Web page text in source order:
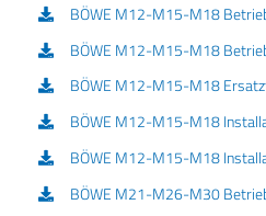
BÖWE M12-M15-M18
BÖWE M12-M15-M18
BÖWE M12-M15-M18
BÖWE M12-M15-M18
BÖWE M12-M15-M18
BÖWE M21-M26-M30